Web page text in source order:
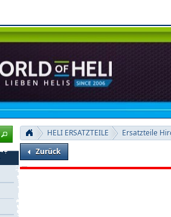
HELI ERSATZTEILE
Ersatzteile
Zurück